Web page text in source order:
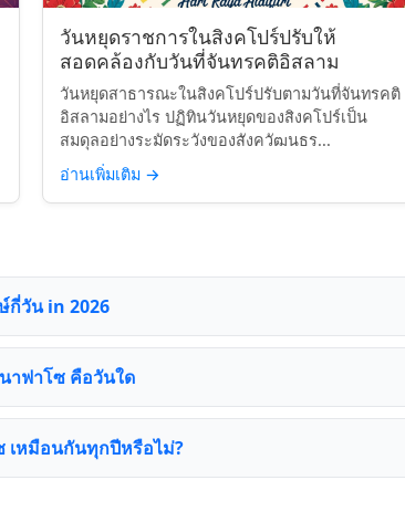
วันหยุดราชการในสิงคโปร์ปรับให้
สอดคล้องกับวันที่จันทรคติอิสลาม
วันหยุดสาธารณะในสิงคโปร์ปรับตามวันที่จันทรคติ
อิสลามอย่างไร ปฏิทินวันหยุดของสิงคโปร์เป็น
สมดุลอย่างระมัดระวังของสังควัฒนธร...
อ่านเพิ่มเติม →
วัน in 2026
าฟาโซ คือวันใด
เหมือนกันทุกปีหรือไม่?